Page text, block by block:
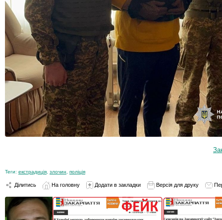
Теги: екстрадиція злочин поліція
Ділитись На головну Додати в закладки Версія для друку